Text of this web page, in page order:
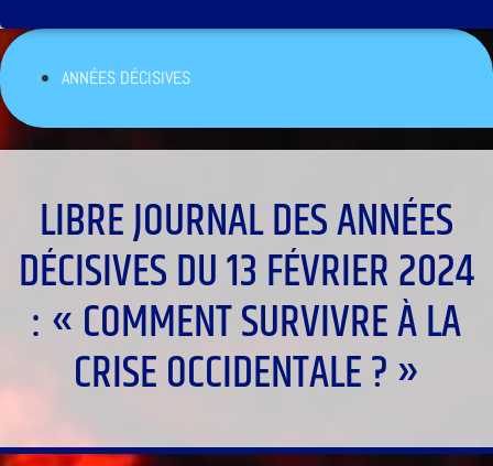
ANNÉES DÉCISIVES
LIBRE JOURNAL DES ANNÉES
DÉCISIVES DU 13 FÉVRIER 2024
: « COMMENT SURVIVRE À LA
CRISE OCCIDENTALE ? »